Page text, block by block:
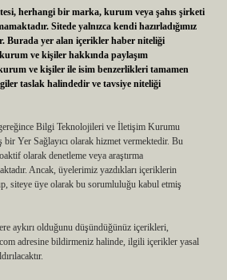
herhangi bir marka, kurum veya şahıs şirketi
Sitede yalnızca kendi hazırladığımız
Burada yer alan içerikler haber niteliği
ve kişiler hakkında paylaşım
ve kişiler ile isim benzerlikleri tamamen
taslak halindedir ve tavsiye niteliği
Bilgi Teknolojileri ve İletişim Kurumu
bir Yer Sağlayıcı olarak hizmet vermektedir. Bu
olarak denetleme veya araştırma
Ancak, üyelerimiz yazdıkları içeriklerin
siteye üye olarak bu sorumluluğu kabul etmiş
aykırı olduğunu düşündüğünüz içerikleri,
adresine bildirmeniz halinde, ilgili içerikler yasal